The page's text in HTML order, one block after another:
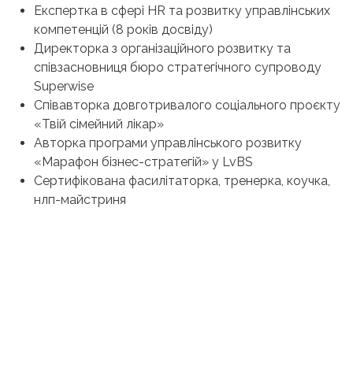
Експертка в сфері HR та розвитку управлінських
компетенцій (8 років досвіду)
Директорка з організаційного розвитку та
співзасновниця бюро стратегічного супроводу
Superwise
Співавторка довготривалого соціального проєкту
«Твій сімейний лікар»
Авторка програми управлінського розвитку
«Марафон бізнес-стратегій» у LvBS
Сертифікована фасилітаторка, тренерка, коучка,
нлп-майстриня